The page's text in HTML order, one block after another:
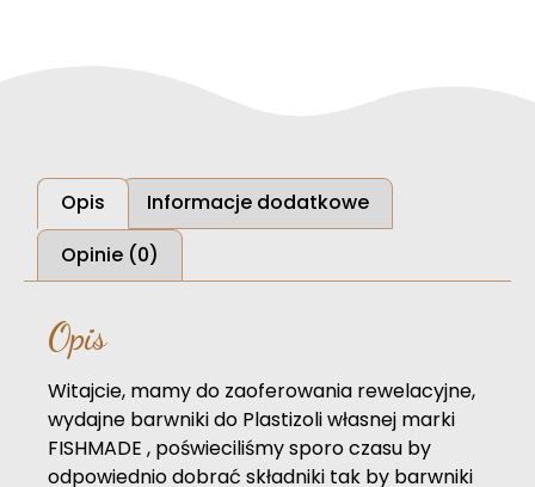
Opis
Informacje dodatkowe
Opinie (0)
Opis
Witajcie, mamy do zaoferowania rewelacyjne,
wydajne barwniki do Plastizoli własnej marki
FISHMADE , poświeciliśmy sporo czasu by
odpowiednio dobrać składniki tak by barwniki